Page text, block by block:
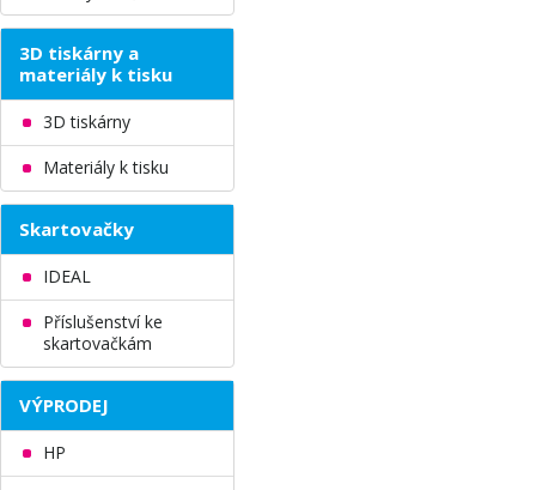
3D tiskárny a
materiály k tisku
3D tiskárny
Materiály k tisku
Skartovačky
IDEAL
Příslušenství ke
skartovačkám
VÝPRODEJ
HP